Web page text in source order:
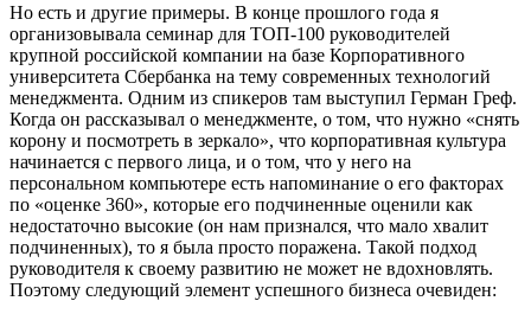
Но есть и другие примеры. В конце прошлого года я
организовывала семинар для ТОП-100 руководителей
крупной российской компании на базе Корпоративного
университета Сбербанка на тему современных технологий
менеджмента. Одним из спикеров там выступил Герман Греф.
Когда он рассказывал о менеджменте, о том, что нужно «снять
корону и посмотреть в зеркало», что корпоративная культура
начинается с первого лица, и о том, что у него на
персональном компьютере есть напоминание о его факторах
по «оценке 360», которые его подчиненные оценили как
недостаточно высокие (он нам признался, что мало хвалит
подчиненных), то я была просто поражена. Такой подход
руководителя к своему развитию не может не вдохновлять.
Поэтому следующий элемент успешного бизнеса очевиден: